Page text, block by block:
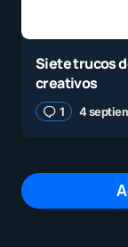
Siete trucos
creativos
1 4